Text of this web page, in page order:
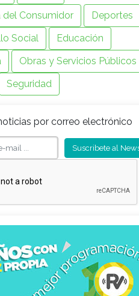
del Consumidor
Deportes
Social
Educación
Obras y Servicios Públicos
Seguridad
por correo electrónico